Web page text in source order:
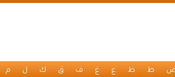
ط ظ ع غ ف ق ك ل م